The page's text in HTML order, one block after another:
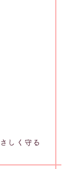
しく守る